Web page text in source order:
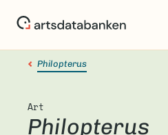
Philopterus
Art
Philopterus